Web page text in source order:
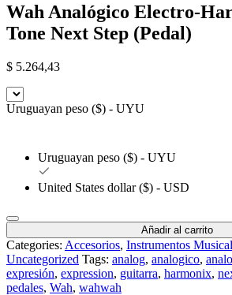
Wah Analógico Electro-
Tone Next Step (Pedal)
$ 5.264,43
Uruguayan peso ($) - UYU
Uruguayan peso ($) - UYU
United States dollar ($) - USD
Añadir al carrito
Categories: Accesorios, Instrumentos
Uncategorized Tags: analog, analogico,
expresión, expression, guitarra, harmonix,
pedales, Wah, wahwah